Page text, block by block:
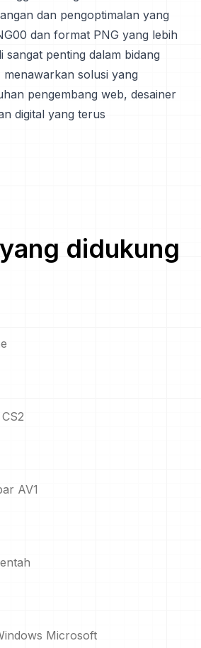
dan pengoptimalan yang
dan format PNG yang lebih
sangat penting dalam bidang
menawarkan solusi yang
pengembang web, desainer
digital yang terus
didukung
AV1
Microsoft